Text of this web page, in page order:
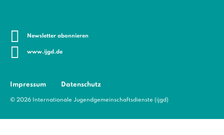
Newsletter abonnieren
www.ijgd.de
Impressum Datenschutz
© 2026 Internationale Jugendgemeinschaftsdienste (ijgd)